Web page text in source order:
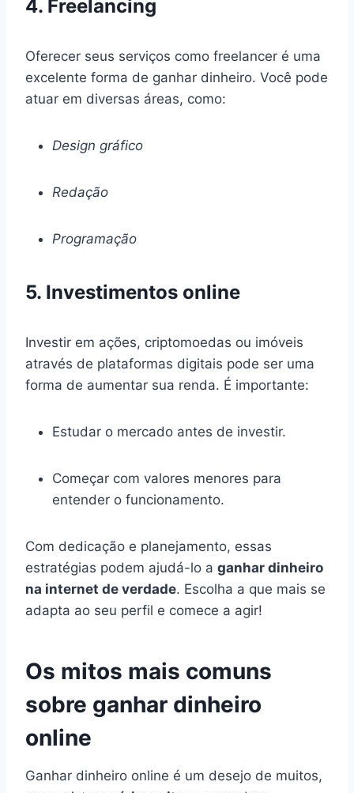
4. Freelancing
Oferecer seus serviços como freelancer é uma
excelente forma de ganhar dinheiro. Você pode
atuar em diversas áreas, como:
Design gráfico
Redação
Programação
5. Investimentos online
Investir em ações, criptomoedas ou imóveis
através de plataformas digitais pode ser uma
forma de aumentar sua renda. É importante:
Estudar o mercado antes de investir.
Começar com valores menores para
entender o funcionamento.
Com dedicação e planejamento, essas
estratégias podem ajudá-lo a ganhar dinheiro
na internet de verdade. Escolha a que mais se
adapta ao seu perfil e comece a agir!
Os mitos mais comuns
sobre ganhar dinheiro
online
Ganhar dinheiro online é um desejo de muitos,